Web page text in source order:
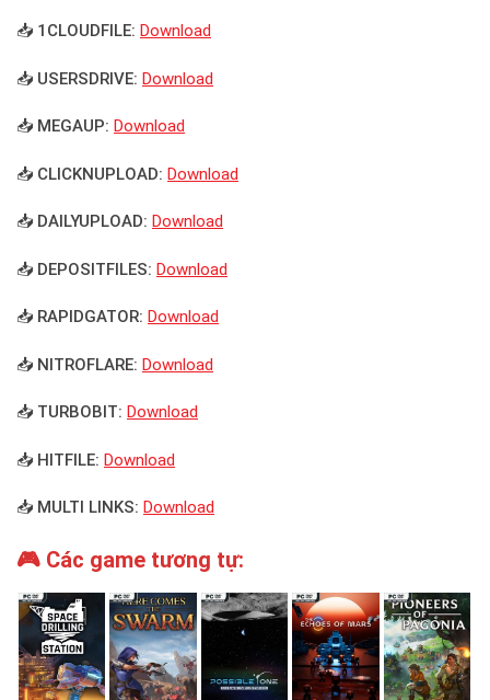
📥 1CLOUDFILE: Download
📥 USERSDRIVE: Download
📥 MEGAUP: Download
📥 CLICKNUPLOAD: Download
📥 DAILYUPLOAD: Download
📥 DEPOSITFILES: Download
📥 RAPIDGATOR: Download
📥 NITROFLARE: Download
📥 TURBOBIT: Download
📥 HITFILE: Download
📥 MULTI LINKS: Download
🎮 Các game tương tự: